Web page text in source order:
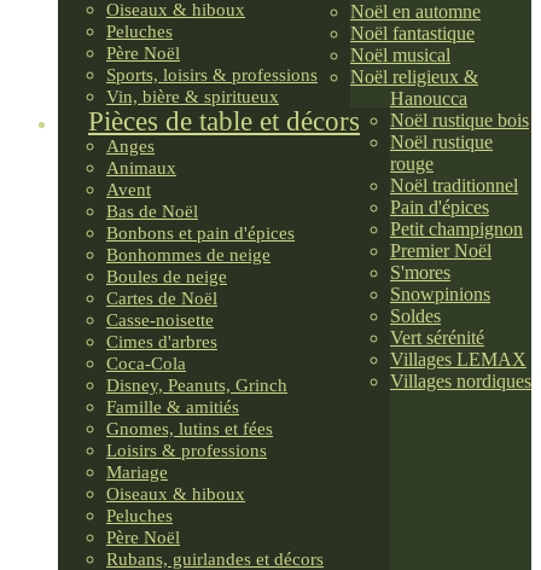
Oiseaux & hiboux
Peluches
Père Noël
Sports, loisirs & professions
Vin, bière & spiritueux
Pièces de table et décors
Anges
Animaux
Avent
Bas de Noël
Bonbons et pain d'épices
Bonhommes de neige
Boules de neige
Cartes de Noël
Casse-noisette
Cimes d'arbres
Coca-Cola
Disney, Peanuts, Grinch
Famille & amitiés
Gnomes, lutins et fées
Loisirs & professions
Mariage
Oiseaux & hiboux
Peluches
Père Noël
Rubans, guirlandes et décors
Noël en automne
Noël fantastique
Noël musical
Noël religieux &
Hanoucca
Noël rustique bois
Noël rustique
rouge
Noël traditionnel
Pain d'épices
Petit champignon
Premier Noël
S'mores
Snowpinions
Soldes
Vert sérénité
Villages LEMAX
Villages nordiques